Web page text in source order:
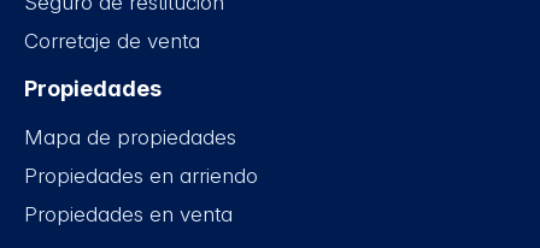
Corretaje de venta
Propiedades
Mapa de propiedades
Propiedades en arriendo
Propiedades en venta